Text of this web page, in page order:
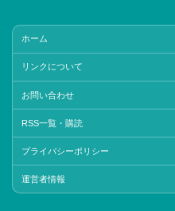
ホーム
リンクについて
お問い合わせ
RSS一覧・購読
プライバシーポリシー
運営者情報